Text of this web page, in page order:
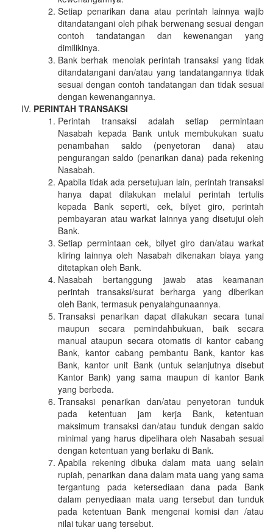
Setiap penarikan dana atau perintah lainnya wajib
ditandatangani oleh pihak berwenang sesuai dengan
contoh tandatangan dan kewenangan yang
dimilikinya.
Bank berhak menolak perintah transaksi yang tidak
ditandatangani dan/atau yang tandatangannya tidak
sesuai dengan contoh tandatangan dan tidak sesuai
dengan kewenangannya.
PERINTAH TRANSAKSI
Perintah transaksi adalah setiap permintaan
Nasabah kepada Bank untuk membukukan suatu
penambahan saldo (penyetoran dana) atau
pengurangan saldo (penarikan dana) pada rekening
Nasabah.
Apabila tidak ada persetujuan lain, perintah transaksi
hanya dapat dilakukan melalui perintah tertulis
kepada Bank seperti, cek, bilyet giro, perintah
pembayaran atau warkat lainnya yang disetujui oleh
Bank.
Setiap permintaan cek, bilyet giro dan/atau warkat
kliring lainnya oleh Nasabah dikenakan biaya yang
ditetapkan oleh Bank.
Nasabah bertanggung jawab atas keamanan
perintah transaksi/surat berharga yang diberikan
oleh Bank, termasuk penyalahgunaannya.
Transaksi penarikan dapat dilakukan secara tunai
maupun secara pemindahbukuan, baik secara
manual ataupun secara otomatis di kantor cabang
Bank, kantor cabang pembantu Bank, kantor kas
Bank, kantor unit Bank (untuk selanjutnya disebut
Kantor Bank) yang sama maupun di kantor Bank
yang berbeda.
Transaksi penarikan dan/atau penyetoran tunduk
pada ketentuan jam kerja Bank, ketentuan
maksimum transaksi dan/atau tunduk dengan saldo
minimal yang harus dipelihara oleh Nasabah sesuai
dengan ketentuan yang berlaku di Bank.
Apabila rekening dibuka dalam mata uang selain
rupiah, penarikan dana dalam mata uang yang sama
tergantung pada ketersediaan dana pada Bank
dalam penyediaan mata uang tersebut dan tunduk
pada ketentuan Bank mengenai komisi dan /atau
nilai tukar uang tersebut.